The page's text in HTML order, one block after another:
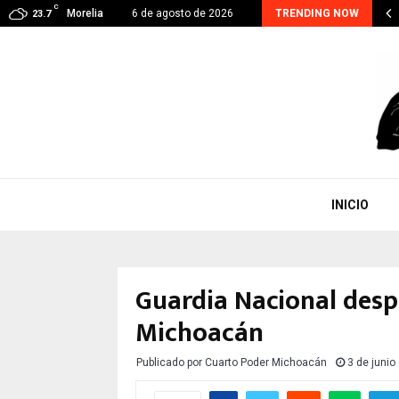
23.7
C
Morelia 6 de agosto de 2026 TRENDING NOW
CONTINUA, EJE PRIORITARIO EN GESTIÓN DE…
INICIO
Guardia Nacional
Michoacán
Publicado por Cuarto Poder Michoacán 3 de junio